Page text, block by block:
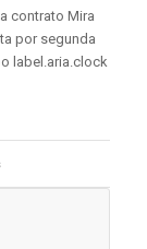
contrato Mira
por segunda
label.aria.clock